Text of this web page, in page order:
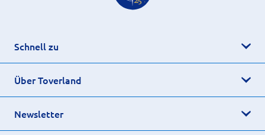
Schnell zu
Über Toverland
Newsletter